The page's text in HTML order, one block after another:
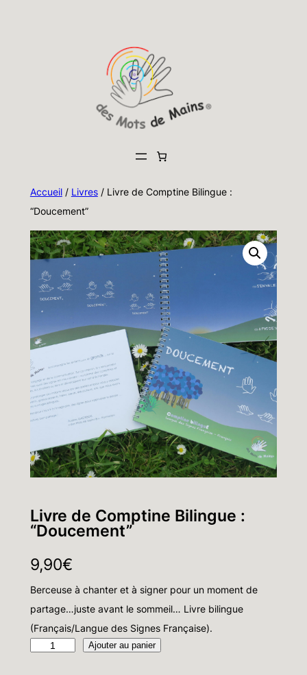
Accueil/ Livres/ Livre de Comptine Bilingue :
“Doucement”
Livre de Comptine Bilingue :
“Doucement”
9,90€
Berceuse à chanter et à signer pour un moment de
partage…juste avant le sommeil… Livre bilingue
(Français/Langue des Signes Française).
Ajouter au panier